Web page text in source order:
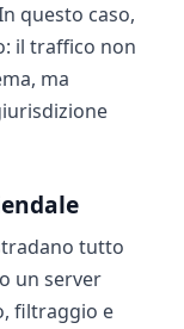
questo caso,
il traffico non
ma
tutto
un server
filtraggio e